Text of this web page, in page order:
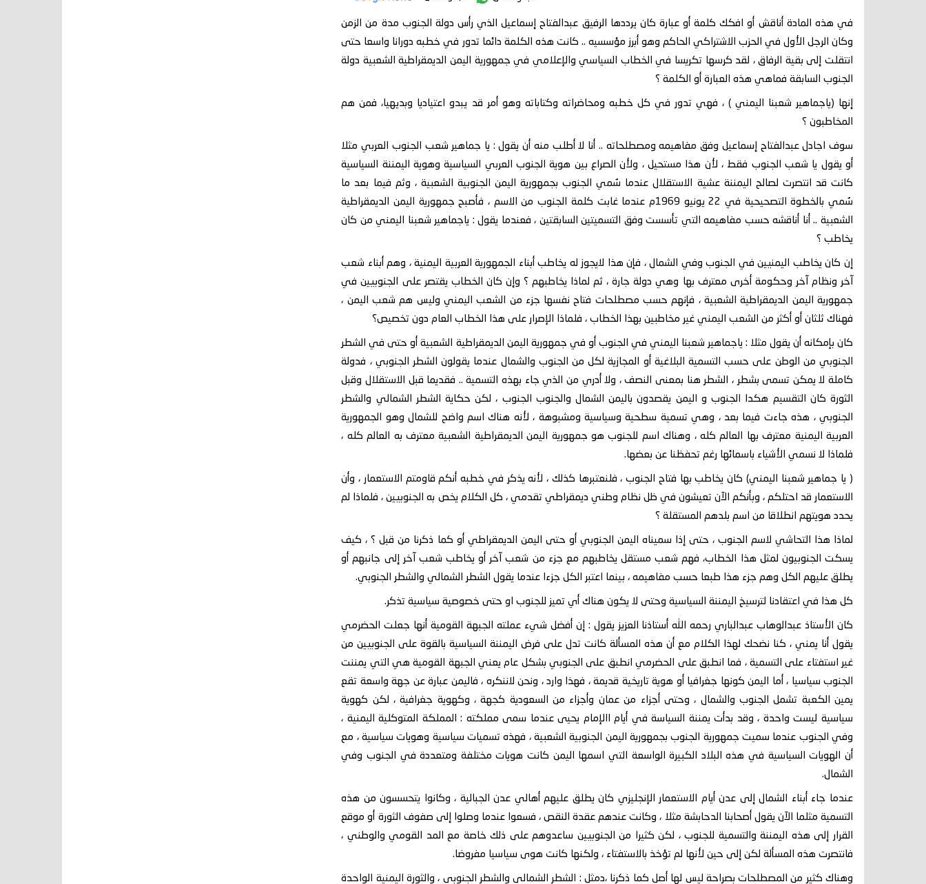
في هذه المادة أناقش أو افكك كلمة أو عبارة كان يرددها الرفيق عبدالفتاح إسماعيل الذي رأس دولة الجنوب مدة من الزمن
وكان الرجل الأول في الحزب الاشتراكي الحاكم وهو أبرز مؤسسيه .. كانت هذه الكلمة دائما تدور في خطبه دورانا واسعا حتى
انتقلت إلى بقية الرفاق ، لقد كرسها تكريسا في الخطاب السياسي والإعلامي في جمهورية اليمن الديمقراطية الشعبية دولة
الجنوب السابقة فماهي هذه العبارة أو الكلمة ؟
إنها (ياجماهير شعبنا اليمني ) ، فهي تدور في كل خطبه ومحاضراته وكتاباته وهو أمر قد يبدو اعتياديا وبديهيا، فمن هم
المخاطبون ؟
سوف اجادل عبدالفتاح إسماعيل وفق مفاهيمه ومصطلحاته .. أنا لا أطلب منه أن يقول : يا جماهير شعب الجنوب العربي مثلا
أو يقول يا شعب الجنوب فقط ، لأن هذا مستحيل ، ولأن الصراع بين هوية الجنوب العربي السياسية وهوية اليمننة السياسية
كانت قد انتصرت لصالح اليمننة عشية الاستقلال عندما سُمي الجنوب بجمهورية اليمن الجنوبية الشعبية ، وثم فيما بعد ما
سُمي بالخطوة التصحيحية في 22 يونيو 1969م عندما غابت كلمة الجنوب من الاسم ، فأصبح جمهورية اليمن الديمقراطية
الشعبية .. أنا أناقشه حسب مفاهيمه التي تأسست وفق التسميتين السابقتين ، فعندما يقول : ياجماهير شعبنا اليمني من كان
يخاطب ؟
إن كان يخاطب اليمنيين في الجنوب وفي الشمال ، فإن هذا لايجوز له يخاطب أبناء الجمهورية العربية اليمنية ، وهم أبناء شعب
آخر ونظام آخر وحكومة أخرى معترف بها وهي دولة جارة ، ثم لماذا يخاطبهم ؟ وإن كان الخطاب يقتصر على الجنوبيين في
جمهورية اليمن الديمقراطية الشعبية ، فإنهم حسب مصطلحات فتاح نفسها جزء من الشعب اليمني وليس هم شعب اليمن ،
فهناك ثلثان أو أكثر من الشعب اليمني غير مخاطبين بهذا الخطاب ، فلماذا الإصرار على هذا الخطاب العام دون تخصيص؟
كان بإمكانه أن يقول مثلا : ياجماهير شعبنا اليمني في الجنوب أو في جمهورية اليمن الديمقراطية الشعبية أو حتى في الشطر
الجنوبي من الوطن على حسب التسمية البلاغية أو المجازية لكل من الجنوب والشمال عندما يقولون الشطر الجنوبي ، فدولة
كاملة لا يمكن تسمى بشطر ، الشطر هنا بمعنى النصف ، ولا أدري من الذي جاء بهذه التسمية .. فقديما قبل الاستقلال وقبل
الثورة كان التقسيم هكدا الجنوب و اليمن يقصدون باليمن الشمال والجنوب الجنوب ، لكن حكاية الشطر الشمالي والشطر
الجنوبي ، هذه جاءت فيما بعد ، وهي تسمية سطحية وسياسية ومشبوهة ، لأنه هناك اسم واضح للشمال وهو الجمهورية
العربية اليمنية معترف بها العالم كله ، وهناك اسم للجنوب هو جمهورية اليمن الديمقراطية الشعبية معترف به العالم كله ،
فلماذا لا نسمي الأشياء باسمائها رغم تحفظنا عن بعضها.
( يا جماهير شعبنا اليمني) كان يخاطب بها فتاح الجنوب ، فلنعتبرها كذلك ، لأنه يذكر في خطبه أنكم قاومتم الاستعمار ، وأن
الاستعمار قد احتلكم ، وبأنكم الآن تعيشون في ظل نظام وطني ديمقراطي تقدمي ، كل الكلام يخص به الجنوبيين ، فلماذا لم
يحدد هويتهم انطلاقا من اسم بلدهم المستقلة ؟
لماذا هذا التحاشي لاسم الجنوب ، حتى إذا سميناه اليمن الجنوبي أو حتى اليمن الديمقراطي أو كما ذكرنا من قبل ؟ ، كيف
يسكت الجنوبيون لمثل هذا الخطاب، فهم شعب مستقل يخاطبهم مع جزء من شعب آخر أو يخاطب شعب آخر إلى جانبهم أو
يطلق عليهم الكل وهم جزء هذا طبعا حسب مفاهيمه ، بينما اعتبر الكل جزءا عندما يقول الشطر الشمالي والشطر الجنوبي.
كل هذا في اعتقادنا لترسيخ اليمننة السياسية وحتى لا يكون هناك أي تميز للجنوب او حتى خصوصية سياسية تذكر.
كان الأستاذ عبدالوهاب عبدالباري رحمه الله أستاذنا العزيز يقول : إن أفضل شيء عملته الجبهة القومية أنها جعلت الحضرمي
يقول أنا يمني ، كنا نضحك لهذا الكلام مع أن هذه المسألة كانت تدل على فرض اليمننة السياسية بالقوة على الجنوبيين من
غير استفتاء على التسمية ، فما انطبق على الحضرمي انطبق على الجنوبي بشكل عام يعني الجبهة القومية هي التي يمننت
الجنوب سياسيا ، أما اليمن كونها جغرافيا أو هوية تاريخية قديمة ، فهذا وارد ، ونحن لاننكره ، فاليمن عبارة عن جهة واسعة تقع
يمين الكعبة تشمل الجنوب والشمال ، وحتى أجزاء من عمان وأجزاء من السعودية كجهة ، وكهوية جغرافية ، لكن كهوية
سياسية ليست واحدة ، وقد بدأت يمننة السياسة في أيام االإمام يحيى عندما سمى مملكته : المملكة المتوكلية اليمنية ،
وفي الجنوب عندما سميت جمهورية الجنوب بجمهورية اليمن الجنوبية الشعبية ، فهذه تسميات سياسية وهويات سياسية ، مع
أن الهويات السياسية في هذه البلاد الكبيرة الواسعة التي اسمها اليمن كانت هويات مختلفة ومتعددة في الجنوب وفي
الشمال.
عندما جاء أبناء الشمال إلى عدن أيام الاستعمار الإنجليزي كان يطلق عليهم أهالي عدن الجبالية ، وكانوا يتحسسون من هذه
التسمية مثلما الآن يقول أصحابنا الدحابشة مثلا ، وكانت عندهم عقدة النقص ، فسعوا عندما وصلوا إلى صفوف الثورة أو موقع
القرار إلى هذه اليمننة والتسمية للجنوب ، لكن كثيرا من الجنوبيين ساعدوهم على ذلك خاصة مع المد القومي والوطني ،
فانتصرت هذه المسألة لكن إلى حين لأنها لم تؤخذ بالاستفتاء ، ولكنها كانت هوى سياسيا مفروضا.
وهناك كثير من المصطلحات بصراحة ليس لها أصل كما ذكرنا ،دمثل : الشطر الشمالي والشطر الجنوبي ، والثورة اليمنية الواحدة